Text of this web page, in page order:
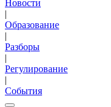
Новости
|
Образование
|
Разборы
|
Регулирование
|
События